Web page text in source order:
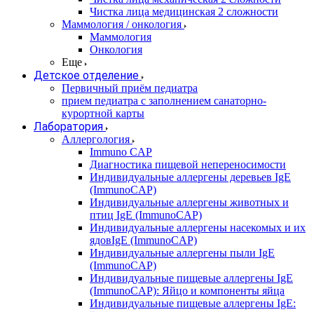
Чистка лица медицинская 2 сложности
Маммология / онкология
Маммология
Онкология
Еще
Детское отделение
Первичный приём педиатра
прием педиатра с заполнением санаторно-
курортной карты
Лаборатория
Аллергология
Immuno CAP
Диагностика пищевой непереносимости
Индивидуальные аллергены деревьев IgE
(ImmunoCAP)
Индивидуальные аллергены животных и
птиц IgE (ImmunoCAP)
Индивидуальные аллергены насекомых и их
ядовIgE (ImmunoCAP)
Индивидуальные аллергены пыли IgE
(ImmunoCAP)
Индивидуальные пищевые аллергены IgE
(ImmunoCAP): Яйцо и компоненты яйца
Индивидуальные пищевые аллергены IgE: